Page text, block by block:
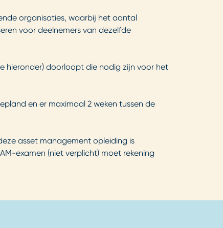
organisaties, waarbij het aantal
voor deelnemers van dezelfde
hieronder) doorloopt die nodig zijn voor het
en er maximaal 2 weken tussen de
asset management opleiding is
examen (niet verplicht) moet rekening